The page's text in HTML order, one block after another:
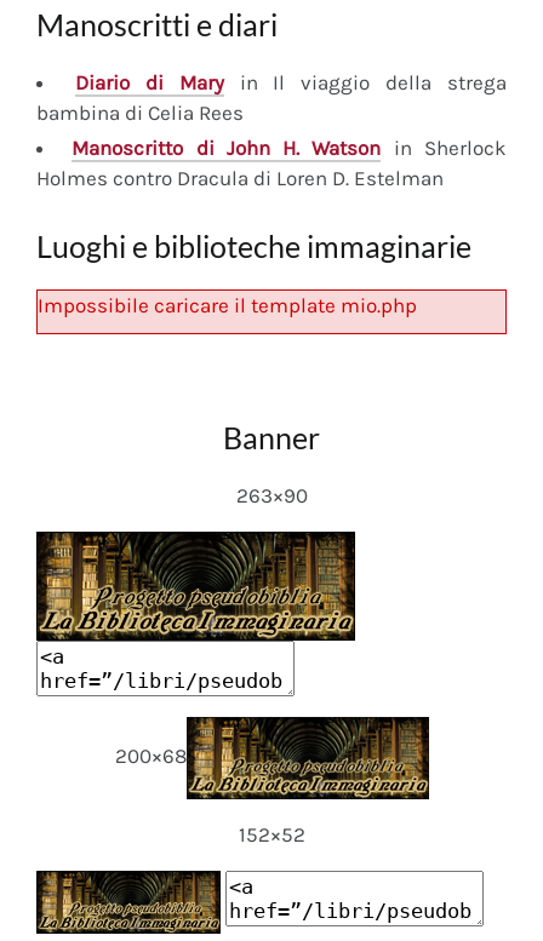
Manoscritti e diari
Diariodi Maryin Il viaggio della strega
bambina di Celia Rees
Manoscritto di John H. Watson in Sherlock
Holmes contro Dracula di Loren D. Estelman
Luoghi e biblioteche immaginarie
Impossibile caricare il template mio.php
Banner
263×90
200×68
152×52